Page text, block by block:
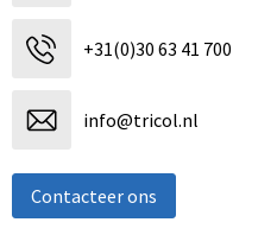
+31(0)30 63 41 700
info@tricol.nl
Contacteer ons